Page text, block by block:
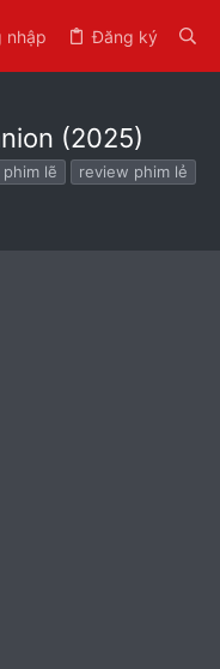
nhập Đăng ký
(2025)
phim lẽ review phim lẻ